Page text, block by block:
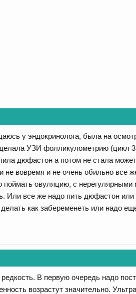
у эндокринолога, была на
делала УЗИ фолликулометрию
дюфастон а потом не стала
вовремя и не очень обильно все
поймать овуляцию, с
Или все же надо пить дюфастон или
как забеременеть или надо
В первую очередь надо
возрастут значительно.